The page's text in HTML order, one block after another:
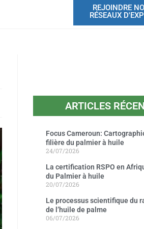
REJOINDRE
RÉSEAUX
ARTICLES
Focus Cameroun:
filière du palmier à huile
24/07/2026
La certification RSPO en
du Palmier à huile
20/07/2026
Le processus scientifique du
de l’huile de palme
06/07/2026